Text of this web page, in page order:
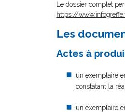
Le dossier complet
https://
Les
Actes à
un exemplaire
constatant la
un exemplaire